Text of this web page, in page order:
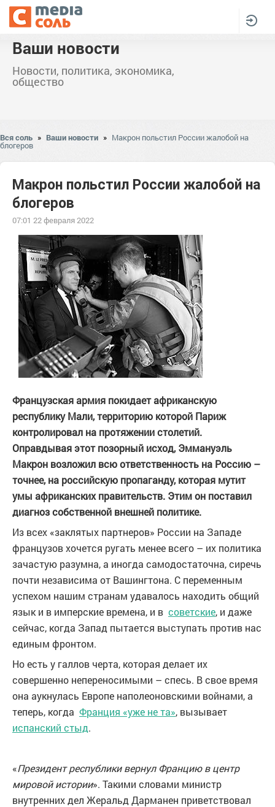
Ваши новости
Новости, политика, экономика,
общество
Вся соль » Ваши новости » Макрон польстил России жалобой на
блогеров
Макрон польстил России жалобой на
блогеров
07:01 22 февраля 2022
Французская армия покидает африканскую
республику Мали, территорию которой Париж
контролировал на протяжении столетий.
Оправдывая этот позорный исход, Эммануэль
Макрон возложил всю ответственность на Россию –
точнее, на российскую пропаганду, которая мутит
умы африканских правительств. Этим он поставил
диагноз собственной внешней политике.
Из всех «заклятых партнеров» России на Западе
французов хочется ругать менее всего – их политика
зачастую разумна, а иногда самодостаточна, сиречь
почти независима от Вашингтона. С переменным
успехом нашим странам удавалось находить общий
язык и в имперские времена, и в советские, и даже
сейчас, когда Запад пытается выступать против нас
единым фронтом.
Но есть у галлов черта, которая делает их
совершенно непереносимыми – спесь. В свое время
она аукнулась Европе наполеоновскими войнами, а
теперь, когда Франция «уже не та», вызывает
испанский стыд.
«Президент республики вернул Францию в центр
мировой истории». Такими словами министр
внутренних дел Жеральд Дарманен приветствовал